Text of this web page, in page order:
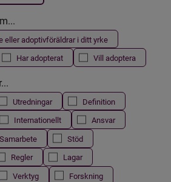
eller adoptivföräldrar i ditt yrke
Har adopterat Vill adoptera
Utredningar
Definition
Internationellt
Ansvar
Samarbete
Stöd
Regler
Lagar
Verktyg
Forskning